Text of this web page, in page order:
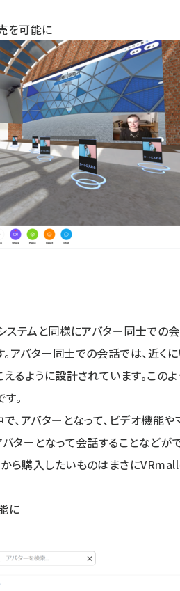
を可能に
テムと同様にアバター同士での
アバター同士での会話では、近く
るように設計されています。このよ
。
、アバターとなって、ビデオ機能
ターとなって会話することなどが
ら購入したいものはまさにVRmall
に